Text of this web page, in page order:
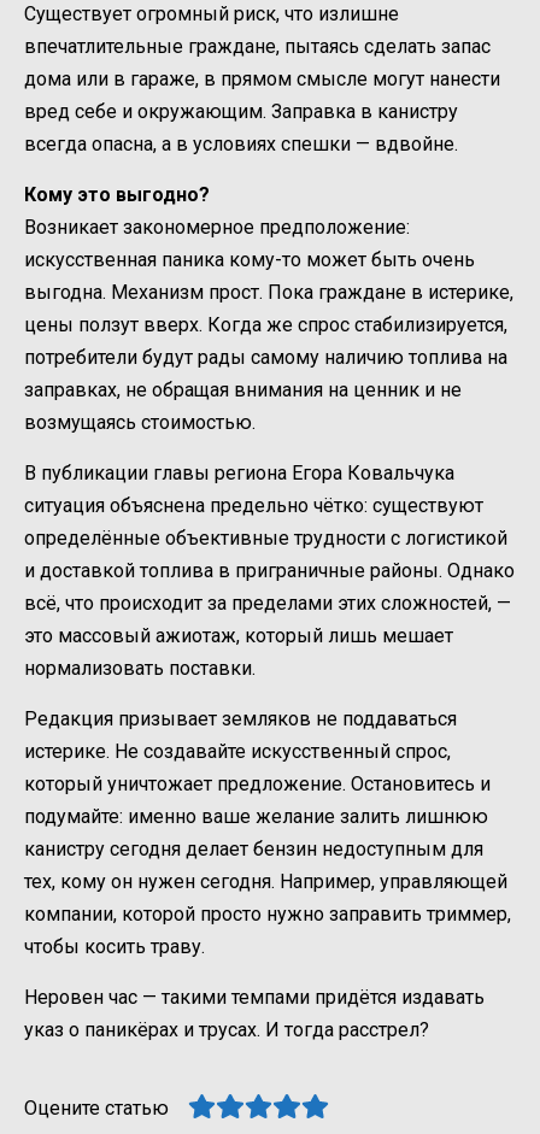
Существует огромный риск, что излишне
впечатлительные граждане, пытаясь сделать запас
дома или в гараже, в прямом смысле могут нанести
вред себе и окружающим. Заправка в канистру
всегда опасна, а в условиях спешки — вдвойне.
Кому это выгодно?
Возникает закономерное предположение:
искусственная паника кому-то может быть очень
выгодна. Механизм прост. Пока граждане в истерике,
цены ползут вверх. Когда же спрос стабилизируется,
потребители будут рады самому наличию топлива на
заправках, не обращая внимания на ценник и не
возмущаясь стоимостью.
В публикации главы региона Егора Ковальчука
ситуация объяснена предельно чётко: существуют
определённые объективные трудности с логистикой
и доставкой топлива в приграничные районы. Однако
всё, что происходит за пределами этих сложностей, —
это массовый ажиотаж, который лишь мешает
нормализовать поставки.
Редакция призывает земляков не поддаваться
истерике. Не создавайте искусственный спрос,
который уничтожает предложение. Остановитесь и
подумайте: именно ваше желание залить лишнюю
канистру сегодня делает бензин недоступным для
тех, кому он нужен сегодня. Например, управляющей
компании, которой просто нужно заправить триммер,
чтобы косить траву.
Неровен час — такими темпами придётся издавать
указ о паникёрах и трусах. И тогда расстрел?
Оцените статью